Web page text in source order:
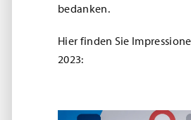
bedanken.
Hier finden Sie
2023: